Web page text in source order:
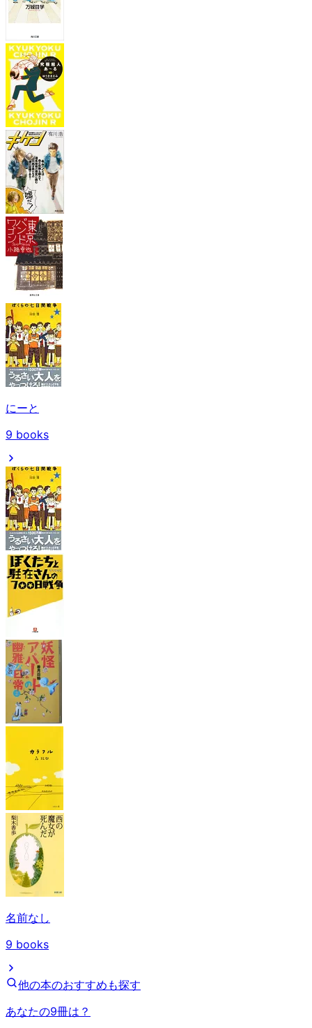
にーと
9 books
名前なし
9 books
他の本のおすすめも探す
あなたの9冊は？